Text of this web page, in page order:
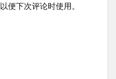
便下次评论时使用。